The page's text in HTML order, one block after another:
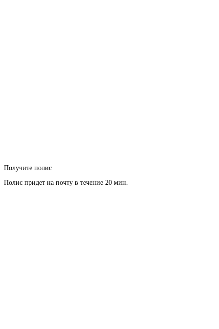
Получите полис
Полис придет на почту в течение 20 мин.